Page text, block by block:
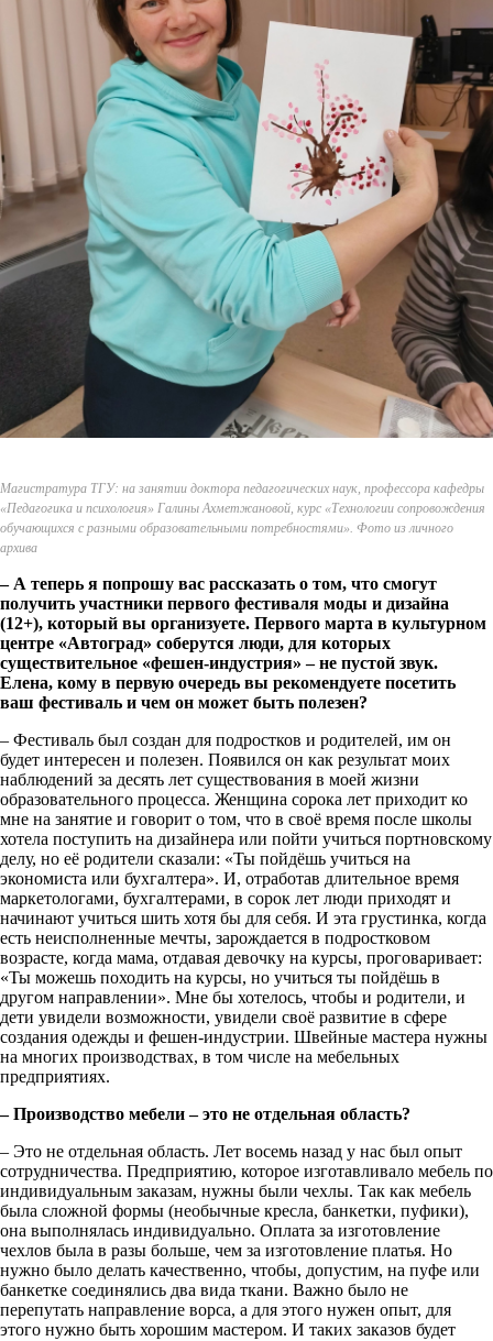
Магистратура ТГУ: на занятии доктора педагогических наук, профессора кафедры
«Педагогика и психология» Галины Ахметжановой, курс «Технологии сопровождения
обучающихся с разными образовательными потребностями». Фото из личного
архива
– А теперь я попрошу вас рассказать о том, что смогут
получить участники первого фестиваля моды и дизайна
(12+), который вы организуете. Первого марта в культурном
центре «Автоград» соберутся люди, для которых
существительное «фешен-индустрия» – не пустой звук.
Елена, кому в первую очередь вы рекомендуете посетить
ваш фестиваль и чем он может быть полезен?
– Фестиваль был создан для подростков и родителей, им он
будет интересен и полезен. Появился он как результат моих
наблюдений за десять лет существования в моей жизни
образовательного процесса. Женщина сорока лет приходит ко
мне на занятие и говорит о том, что в своё время после школы
хотела поступить на дизайнера или пойти учиться портновскому
делу, но её родители сказали: «Ты пойдёшь учиться на
экономиста или бухгалтера». И, отработав длительное время
маркетологами, бухгалтерами, в сорок лет люди приходят и
начинают учиться шить хотя бы для себя. И эта грустинка, когда
есть неисполненные мечты, зарождается в подростковом
возрасте, когда мама, отдавая девочку на курсы, проговаривает:
«Ты можешь походить на курсы, но учиться ты пойдёшь в
другом направлении». Мне бы хотелось, чтобы и родители, и
дети увидели возможности, увидели своё развитие в сфере
создания одежды и фешен-индустрии. Швейные мастера нужны
на многих производствах, в том числе на мебельных
предприятиях.
– Производство мебели – это не отдельная область?
– Это не отдельная область. Лет восемь назад у нас был опыт
сотрудничества. Предприятию, которое изготавливало мебель по
индивидуальным заказам, нужны были чехлы. Так как мебель
была сложной формы (необычные кресла, банкетки, пуфики),
она выполнялась индивидуально. Оплата за изготовление
чехлов была в разы больше, чем за изготовление платья. Но
нужно было делать качественно, чтобы, допустим, на пуфе или
банкетке соединялись два вида ткани. Важно было не
перепутать направление ворса, а для этого нужен опыт, для
этого нужно быть хорошим мастером. И таких заказов будет